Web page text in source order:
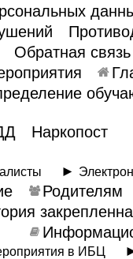
Обратная связь
Наркопост
Родителям
в ИБЦ